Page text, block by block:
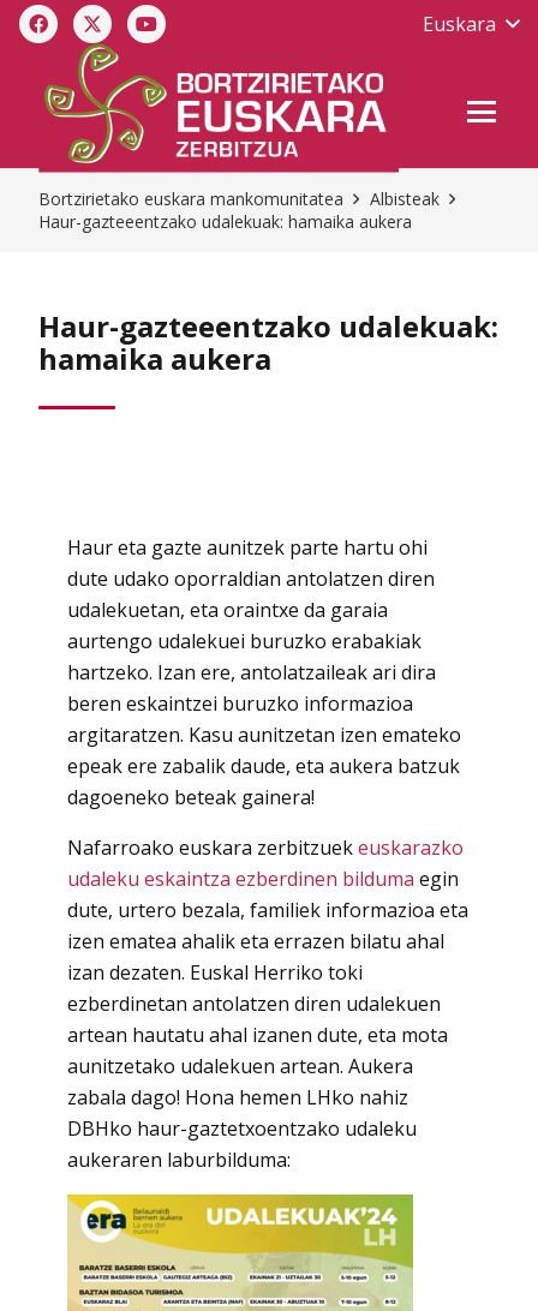
Euskara
Bortzirietako euskara mankomunitatea
Albisteak
Haur-gazteeentzako udalekuak: hamaika aukera
Haur-gazteeentzako udalekuak:
hamaika aukera
Haur eta gazte aunitzek parte hartu ohi
dute udako oporraldian antolatzen diren
udalekuetan, eta oraintxe da garaia
aurtengo udalekuei buruzko erabakiak
hartzeko. Izan ere, antolatzaileak ari dira
beren eskaintzei buruzko informazioa
argitaratzen. Kasu aunitzetan izen emateko
epeak ere zabalik daude, eta aukera batzuk
dagoeneko beteak gainera!
Nafarroako euskara zerbitzuekeuskarazko
udaleku eskaintza ezberdinen bilduma egin
dute, urtero bezala, familiek informazioa eta
izen ematea ahalik eta errazen bilatu ahal
izan dezaten. Euskal Herriko toki
ezberdinetan antolatzen diren udalekuen
artean hautatu ahal izanen dute, eta mota
aunitzetako udalekuen artean. Aukera
zabala dago! Hona hemen LHko nahiz
DBHko haur-gaztetxoentzako udaleku
aukeraren laburbilduma: